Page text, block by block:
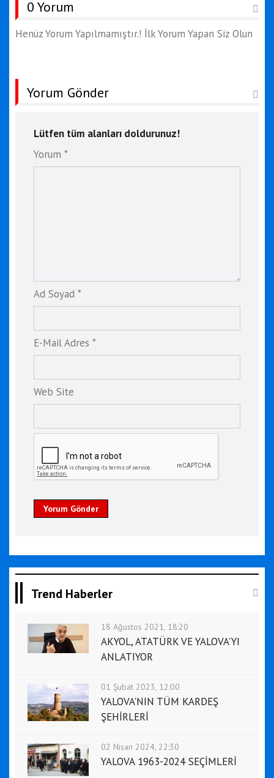
0 Yorum
Henüz Yorum Yapılmamıştır.! İlk Yorum Yapan Siz Olun
Yorum Gönder
Lütfen tüm alanları doldurunuz!
Yorum *
Ad Soyad *
E-Mail Adres *
Web Site
Yorum Gönder
Trend Haberler
18 Ağustos 2021, 18:20
AKYOL, ATATÜRK VE YALOVA'YI
ANLATIYOR
01 Şubat 2023, 12:00
YALOVA'NIN TÜM KARDEŞ
ŞEHİRLERİ
02 Nisan 2024, 22:30
YALOVA 1963-2024 SEÇİMLERİ